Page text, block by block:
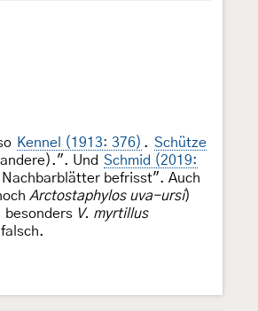
Kennel (1913: 376) . Schütze
Und Schmid (2019:
befrisst". Auch
Arctostaphylos uva-ursi)
V. myrtillus